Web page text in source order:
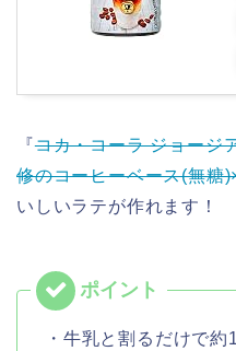
『コカ・コーラ ジョージ
修のコーヒーベース(無糖
いしいラテが作れます！
・牛乳と割るだけで約